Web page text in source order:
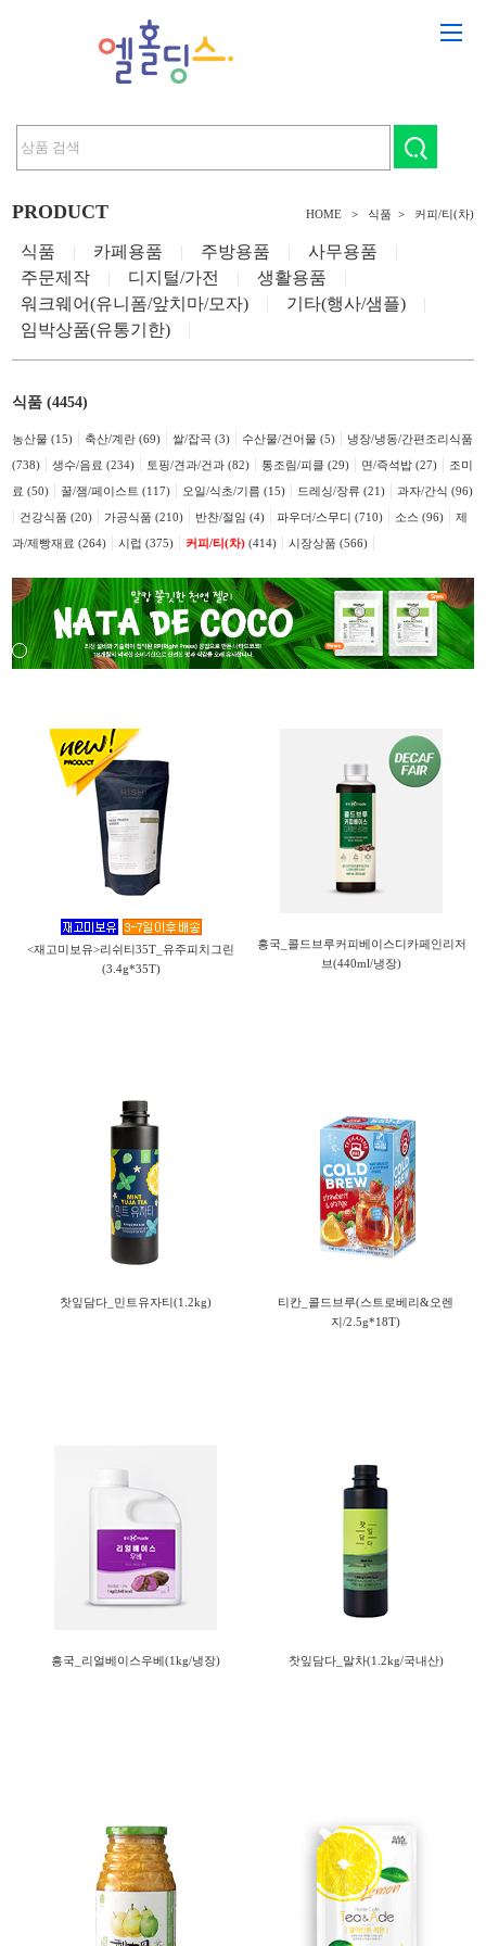
PRODUCT HOME> 식품 > 커피/티(차)
식품 | 카페용품 | 주방용품 | 사무용품
|
주문제작
| 디지털/가전 | 생활용품
|
워크웨어(유니폼/앞치마/모자)
| 기타(행사/샘플)
|
임박상품(유통기한)
|
식품 (4454)
농산물 (15) | 축산/계란 (69) | 쌀/잡곡 (3) | 수산물/건어물 (5) | 냉장/냉동/간편조리식품
(738) | 생수/음료 (234) | 토핑/견과/건과 (82) | 통조림/피클 (29) | 면/즉석밥 (27) | 조미
료 (50) | 꿀/잼/페이스트 (117) | 오일/식초/기름 (15) | 드레싱/장류 (21) | 과자/간식 (96)
| 건강식품 (20) | 가공식품 (210) | 반찬/절임 (4) | 파우더/스무디 (710) | 소스 (96) | 제
과/제빵재료 (264) | 시럽 (375) | 커피/티(차) (414) | 시장상품 (566) |
<재고미보유>리쉬티35T_유주피치그린
(3.4g*35T)
흥국_콜드브루커피베이스디카페인리저
브(440ml/냉장)
찻잎담다_민트유자티(1.2kg)
티칸_콜드브루(스트로베리&오렌
지/2.5g*18T)
흥국_리얼베이스우베(1kg/냉장) 찻잎담다_말차(1.2kg/국내산)